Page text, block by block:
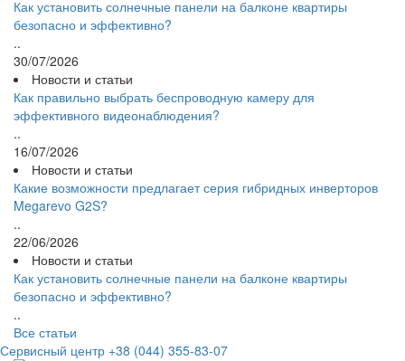
Как установить солнечные панели на балконе квартиры
безопасно и эффективно?
..
30/07/2026
Новости и статьи
Как правильно выбрать беспроводную камеру для
эффективного видеонаблюдения?
..
16/07/2026
Новости и статьи
Какие возможности предлагает серия гибридных инверторов
Megarevo G2S?
..
22/06/2026
Новости и статьи
Как установить солнечные панели на балконе квартиры
безопасно и эффективно?
..
Все статьи
Сервисный центр +38 (044) 355-83-07